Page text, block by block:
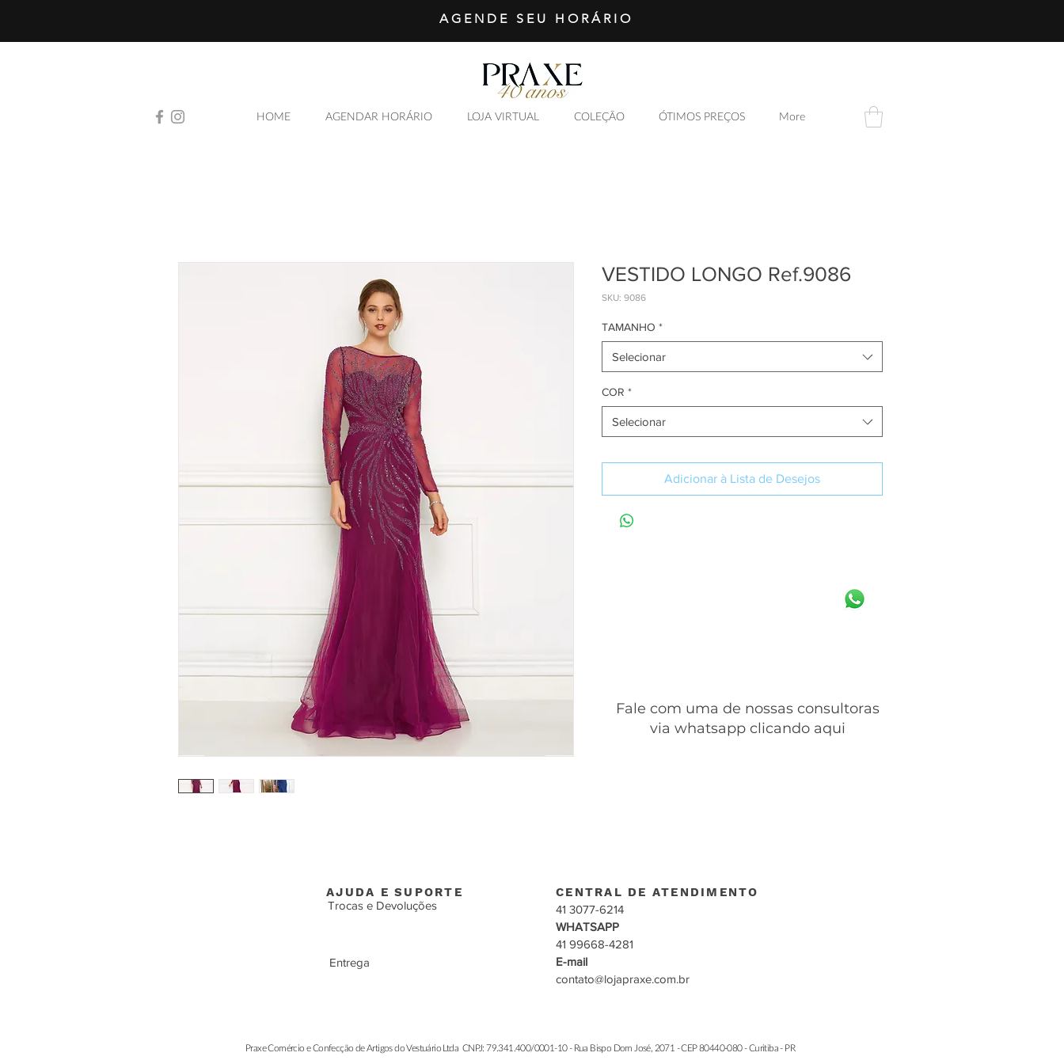
AGENDE SEU HORÁRIO
HOME AGENDAR HORÁRIO LOJA VIRTUAL COLEÇÃO ÓTIMOS PREÇOS More
VESTIDO LONGO Ref.9086
SKU: 9086
TAMANHO *
Selecionar
COR *
Selecionar
Adicionar à Lista de Desejos
Fale com uma de nossas consultoras
via whatsapp clicando aqui
AJUDA E SUPORTE
Trocas e Devoluções
Entrega
CENTRAL DE ATENDIMENTO
41 3077-6214
WHATSAPP
41 99668-4281
E-mail
contato@lojapraxe.com.br
Praxe Comércio e Confecção de Artigos do Vestuário Ltda CNPJ: 79.341.400/0001-10 - Rua Bispo Dom José, 2071 - CEP 80440-080 - Curitiba - PR